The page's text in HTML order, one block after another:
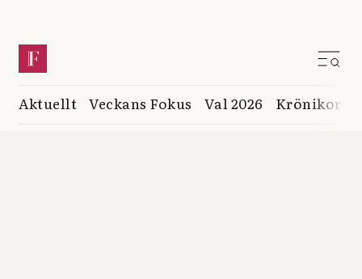
Aktuellt Veckans Fokus Val 2026 Krönikor